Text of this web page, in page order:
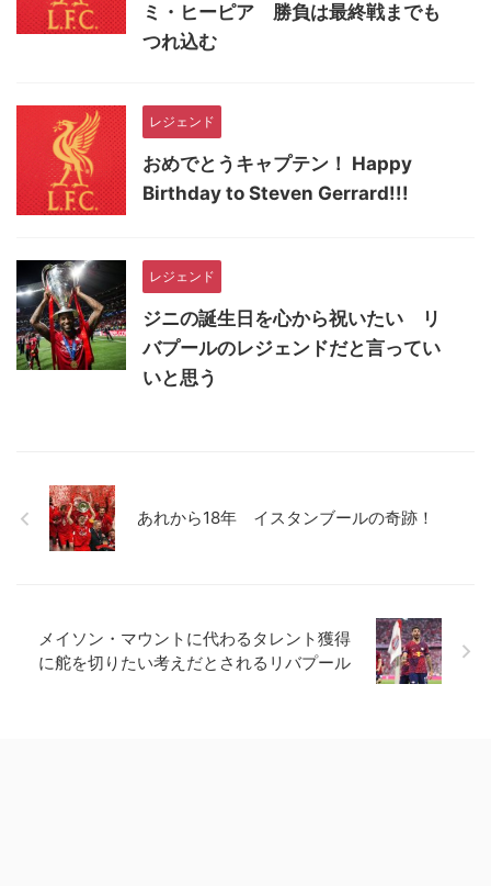
ミ・ヒーピア 勝負は最終戦までも
つれ込む
レジェンド
おめでとうキャプテン！ Happy
Birthday to Steven Gerrard!!!
レジェンド
ジニの誕生日を心から祝いたい リ
バプールのレジェンドだと言ってい
いと思う
あれから18年 イスタンブールの奇跡！
メイソン・マウントに代わるタレント獲得
に舵を切りたい考えだとされるリバプール